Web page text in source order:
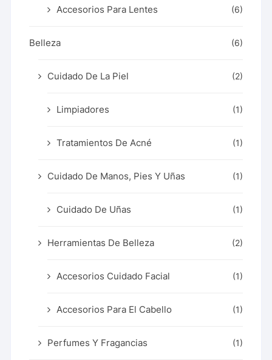
Accesorios Para Lentes (6)
Belleza (6)
Cuidado De La Piel (2)
Limpiadores (1)
Tratamientos De Acné (1)
Cuidado De Manos, Pies Y Uñas (1)
Cuidado De Uñas (1)
Herramientas De Belleza (2)
Accesorios Cuidado Facial (1)
Accesorios Para El Cabello (1)
Perfumes Y Fragancias (1)